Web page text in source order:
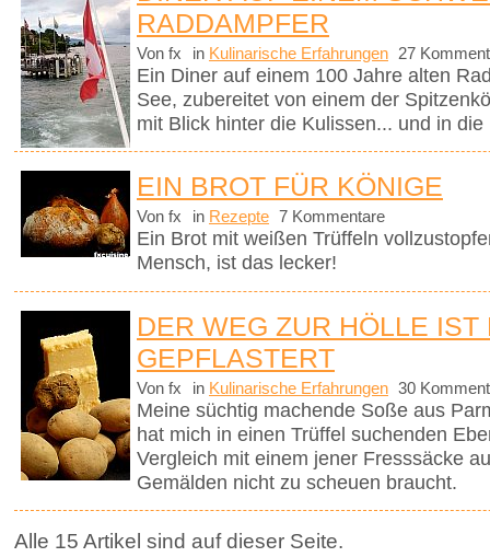
RADDAMPFER
Von fx in Kulinarische Erfahrungen 27
Ein Diner auf einem 100 Jahre alten
See, zubereitet von einem der
mit Blick hinter die Kulissen... und in die
EIN BROT FÜR KÖNIGE
Von fx in Rezepte 7 Kommentare
Ein Brot mit weißen Trüffeln
Mensch, ist das lecker!
DER WEG ZUR HÖLLE IST
GEPFLASTERT
Von fx in Kulinarische Erfahrungen 30
Meine süchtig machende Soße aus
hat mich in einen Trüffel suchenden
Vergleich mit einem jener Fresssäcke
Gemälden nicht zu scheuen braucht.
Alle 15 Artikel sind auf dieser Seite.